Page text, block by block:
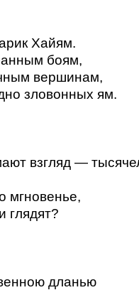
Хайям.
боям,
вершинам,
зловонных ям.
взгляд —
мгновенье,
глядят?
дланью